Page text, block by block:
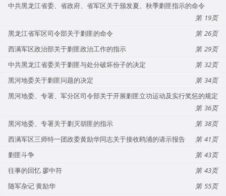
中共黑龙江省委、省政府、省军区关于颁发夏、秋季剿匪指示的命令
19
黑龙江省军区司令部关于剿匪的命令
26
西满军区政治部关于剿匪政治工作的指示
29
中共黑龙江省委关于剿匪与处分破坏份子的决定
32
黑河地委关于剿匪问题的决定
34
黑河地委、专署、军分区司令部关于开展剿匪立功运动及实行奖惩的规定
36
黑河地委、专署关于剿灭胡匪的指示
38
西满军区三师特一团政委黄励华同志关于接收鸥浦的请示报告
41
剿匪斗争
43
往事的回忆 廖中符
43
随军杂记 黄励华
55